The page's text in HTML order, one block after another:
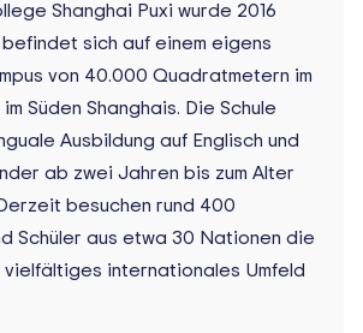
Shanghai Puxi wurde 2016
sich auf einem eigens
von 40.000 Quadratmetern im
Süden Shanghais. Die Schule
Ausbildung auf Englisch und
ab zwei Jahren bis zum Alter
besuchen rund 400
Schüler aus etwa 30 Nationen die
vielfältiges internationales Umfeld